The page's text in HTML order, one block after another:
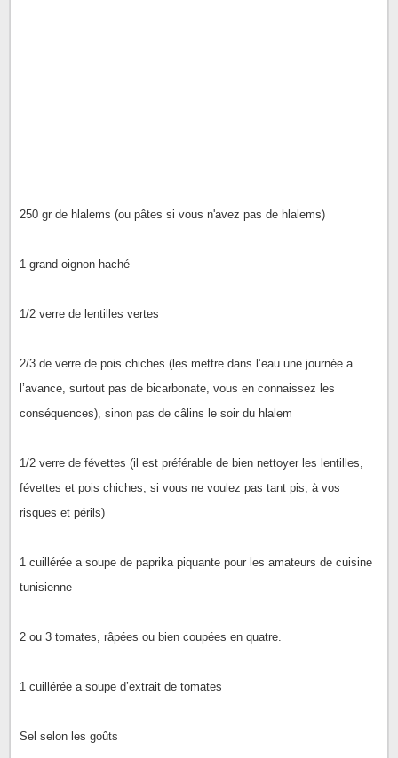
250 gr de hlalems (ou pâtes si vous n'avez pas de hlalems)
1 grand oignon haché
1/2 verre de lentilles vertes
2/3 de verre de pois chiches (les mettre dans l’eau une journée a
l’avance, surtout pas de bicarbonate, vous en connaissez les
conséquences), sinon pas de câlins le soir du hlalem
1/2 verre de févettes (il est préférable de bien nettoyer les lentilles,
févettes et pois chiches, si vous ne voulez pas tant pis, à vos
risques et périls)
1 cuillérée a soupe de paprika piquante pour les amateurs de cuisine
tunisienne
2 ou 3 tomates, râpées ou bien coupées en quatre.
1 cuillérée a soupe d’extrait de tomates
Sel selon les goûts